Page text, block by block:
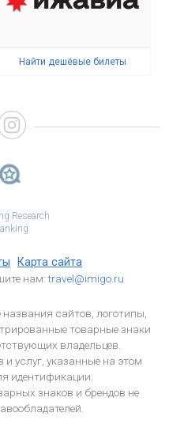
Найти дешёвые билеты
Research
Карта сайта
нам:travel@imigo.ru
сайтов, логотипы,
товарные знаки
владельцев.
услуг, указанные на этом
идентификации.
знаков и брендов не